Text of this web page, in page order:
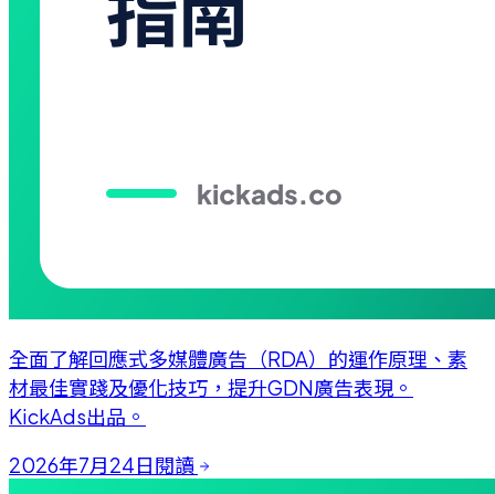
全面了解回應式多媒體廣告（RDA）的運作原理、素
材最佳實踐及優化技巧，提升GDN廣告表現。
KickAds出品。
2026年7月24日閱讀